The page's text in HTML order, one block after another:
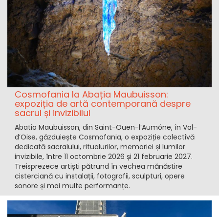
Cosmofania la Abația Maubuisson:
expoziția de artă contemporană despre
sacrul și invizibilul
Abatia Maubuisson, din Saint-Ouen-l’Aumône, în Val-
d’Oise, găzduiește Cosmofania, o expoziție colectivă
dedicată sacralului, ritualurilor, memoriei și lumilor
invizibile, între 11 octombrie 2026 și 21 februarie 2027.
Treisprezece artiști pătrund în vechea mănăstire
cisterciană cu instalații, fotografii, sculpturi, opere
sonore și mai multe performanțe.